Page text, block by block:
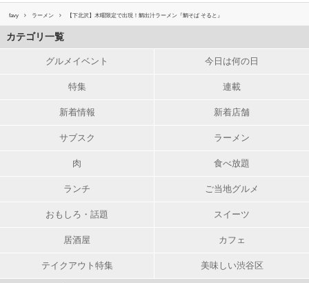
favy ラーメン 【下北沢】木曜限定で出現！鯛出汁ラーメン『鯛そば そると』
カテゴリ一覧
グルメイベント 今日は何の日
特集 連載
新着情報 新着店舗
サブスク ラーメン
肉 食べ放題
ランチ ご当地グルメ
おもしろ・話題 スイーツ
居酒屋 カフェ
テイクアウト特集 美味しい渋谷区